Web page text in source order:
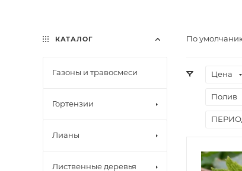
По
Цена
Полив
КАТАЛОГ
Газоны и травосмеси
Гортензии
Лианы
Лиственные деревья